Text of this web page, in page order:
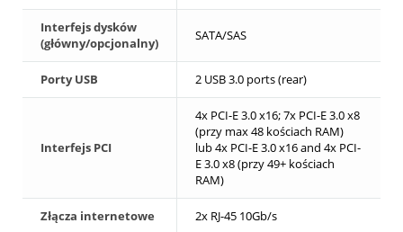
Interfejs dysków
(główny/opcjonalny)
SATA/SAS
Porty USB 2 USB 3.0 ports (rear)
Interfejs PCI
4x PCI-E 3.0 x16; 7x PCI-E 3.0 x8
(przy max 48 kościach RAM)
lub 4x PCI-E 3.0 x16 and 4x PCI-
E 3.0 x8 (przy 49+ kościach
RAM)
Złącza internetowe 2x RJ-45 10Gb/s